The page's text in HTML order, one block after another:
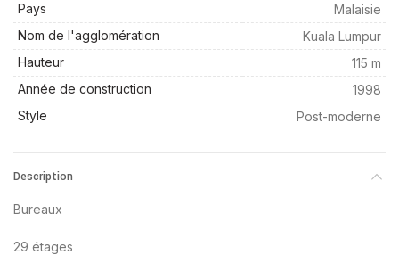
Pays
Malaisie
Nom de l'agglomération
Kuala Lumpur
Hauteur
115 m
Année de construction
1998
Style
Post-moderne
Description
Bureaux
29 étages